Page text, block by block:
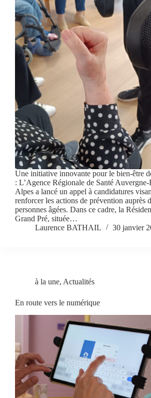
Une initiative innovante pour le bien-être
: L’Agence Régionale de Santé
Alpes a lancé un appel à candidatures
renforcer les actions de prévention auprès
personnes âgées. Dans ce cadre, la
Grand Pré, située…
Laurence BATHAIL
30 janvier
à la une, Actualités
En route vers le numérique